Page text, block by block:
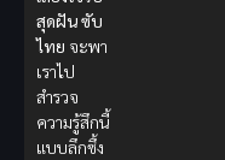
สุดฝัน ซับ
ไทย จะพา
เราไป
สำรวจ
ความรู้สึกนี้
แบบลึกซึ้ง